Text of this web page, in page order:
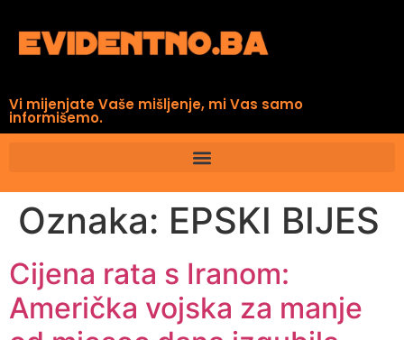
Vi mijenjate Vaše mišljenje, mi Vas samo
informišemo.
Oznaka: EPSKI BIJES
Cijena rata s Iranom:
Američka vojska za manje